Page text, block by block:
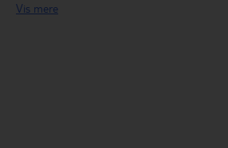
Japan
Vis mere